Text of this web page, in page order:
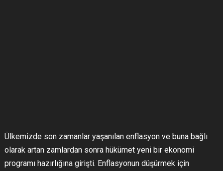
Ülkemizde son zamanlar yaşanılan enflasyon ve buna bağlı
olarak artan zamlardan sonra hükümet yeni bir ekonomi
programı hazırlığına girişti. Enflasyonun düşürmek için